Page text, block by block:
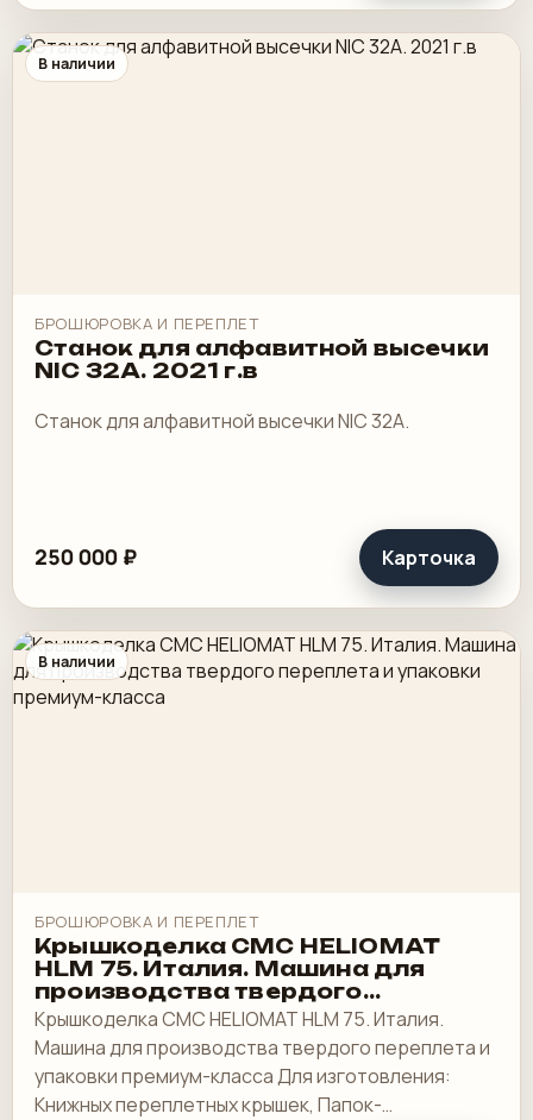
В наличии
БРОШЮРОВКА И ПЕРЕПЛЕТ
Станок для алфавитной высечки
NIC 32A. 2021 г.в
Станок для алфавитной высечки NIC 32A.
250 000 ₽ Карточка
В наличии
БРОШЮРОВКА И ПЕРЕПЛЕТ
Крышкоделка CMC HELIOMAT
HLM 75. Италия. Машина для
производства твердого
переплета и упаковки премиум-
класса
Крышкоделка CMC HELIOMAT HLM 75. Италия.
Машина для производства твердого переплета и
упаковки премиум-класса Для изготовления:
Книжных переплетных крышек, Папок-